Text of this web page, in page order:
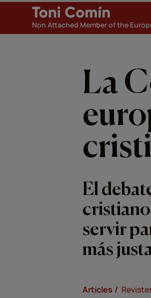
Non Attached Member of the
La
El
servir
más
Articles